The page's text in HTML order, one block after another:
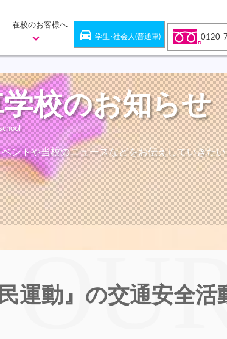
在校のお客様へ
directions_car 学生･社会人(普通車) 0120-
校のお知らせ
ントや当校のニュースなどをお伝えしていきた
運動』の交通安全活